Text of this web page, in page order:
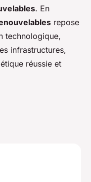
. En
repose
technologique,
infrastructures,
réussie et